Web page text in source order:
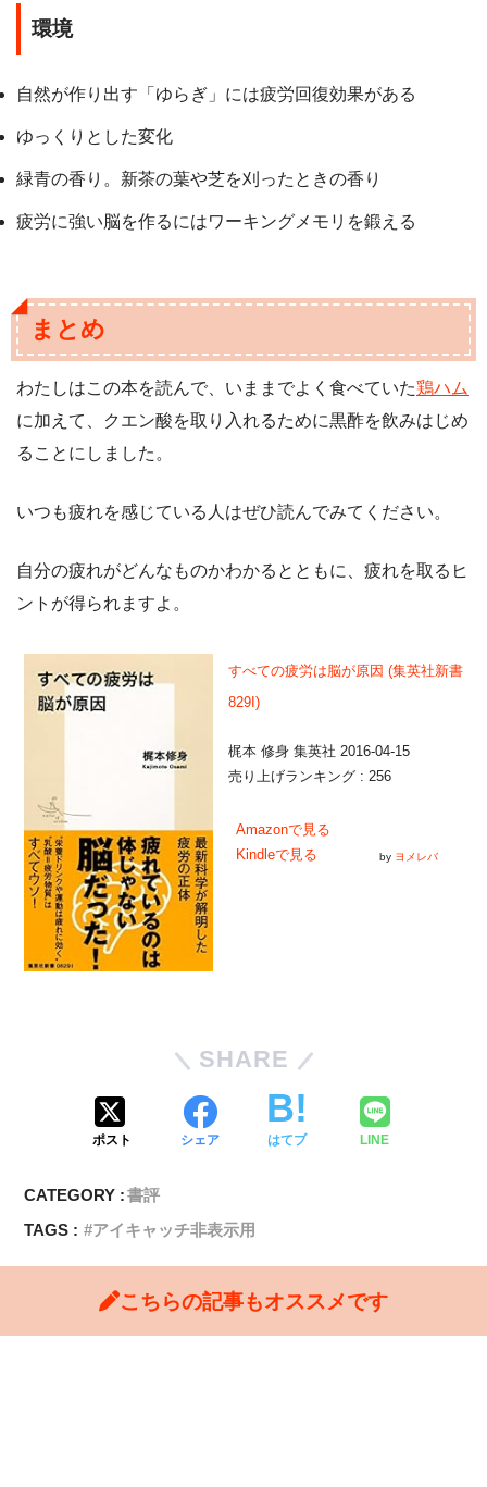
環境
自然が作り出す「ゆらぎ」には疲労回復効果がある
ゆっくりとした変化
緑青の香り。新茶の葉や芝を刈ったときの香り
疲労に強い脳を作るにはワーキングメモリを鍛える
まとめ
わたしはこの本を読んで、いままでよく食べていた鶏ハム
に加えて、クエン酸を取り入れるために黒酢を飲みはじめ
ることにしました。
いつも疲れを感じている人はぜひ読んでみてください。
自分の疲れがどんなものかわかるとともに、疲れを取るヒ
ントが得られますよ。
すべての疲労は脳が原因 (集英社新書
829I)
梶本 修身 集英社 2016-04-15
売り上げランキング : 256
Amazonで見る
Kindleで見る
by ヨメレバ
SHARE
ポスト シェア はてブ LINE
CATEGORY :書評
TAGS :
アイキャッチ非表示用
こちらの記事もオススメです